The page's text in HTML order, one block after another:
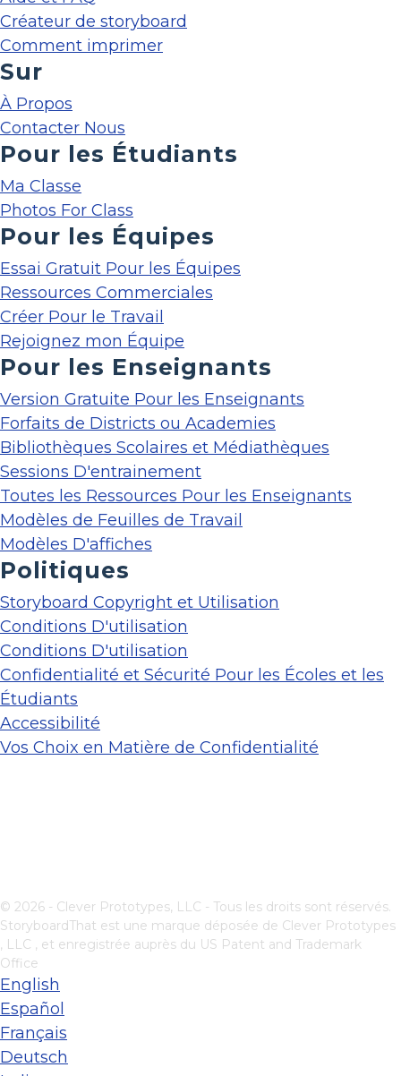
Créateur de storyboard
Comment imprimer
Sur
À Propos
Contacter Nous
Pour les Étudiants
Ma Classe
Photos For Class
Pour les Équipes
Essai Gratuit Pour les Équipes
Ressources Commerciales
Créer Pour le Travail
Rejoignez mon Équipe
Pour les Enseignants
Version Gratuite Pour les Enseignants
Forfaits de Districts ou Academies
Bibliothèques Scolaires et Médiathèques
Sessions D'entrainement
Toutes les Ressources Pour les Enseignants
Modèles de Feuilles de Travail
Modèles D'affiches
Politiques
Storyboard Copyright et Utilisation
Conditions D'utilisation
Conditions D'utilisation
Confidentialité et Sécurité Pour les Écoles et les
Étudiants
Accessibilité
Vos Choix en Matière de Confidentialité
© 2026 - Clever Prototypes, LLC - Tous les droits sont réservés.
StoryboardThat est une marque déposée de Clever Prototypes
, LLC , et enregistrée auprès du US Patent and Trademark
Office
English
Español
Français
Deutsch